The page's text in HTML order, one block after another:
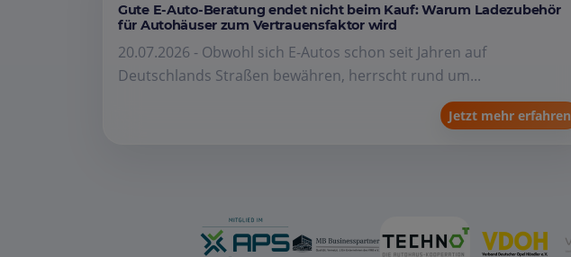
Gute E-Auto-Beratung endet nicht beim Kauf: Warum Ladezubehör
für Autohäuser zum Vertrauensfaktor wird
20.07.2026 - Obwohl sich E-Autos schon seit Jahren auf
Deutschlands Straßen bewähren, herrscht rund um...
Jetzt mehr erfahren